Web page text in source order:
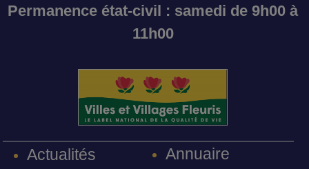
Permanence état-civil : samedi de 9h00 à
11h00
Actualités
Annuaire